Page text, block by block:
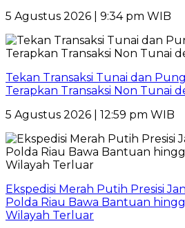
5 Agustus 2026 | 9:34 pm WIB
Tekan Transaksi Tunai dan
Terapkan Transaksi Non Tunai
5 Agustus 2026 | 12:59 pm WIB
Ekspedisi Merah Putih Presisi
Polda Riau Bawa Bantuan
Wilayah Terluar